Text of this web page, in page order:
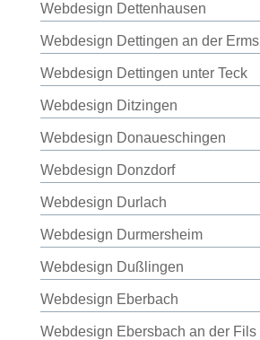
Webdesign Dettenhausen
Webdesign Dettingen an der Erms
Webdesign Dettingen unter Teck
Webdesign Ditzingen
Webdesign Donaueschingen
Webdesign Donzdorf
Webdesign Durlach
Webdesign Durmersheim
Webdesign Dußlingen
Webdesign Eberbach
Webdesign Ebersbach an der Fils